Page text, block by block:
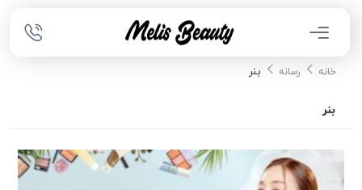
خانه رسانه بنر
بنر